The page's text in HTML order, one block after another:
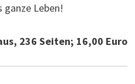
ganze Leben!
236 Seiten; 16,00 Euro